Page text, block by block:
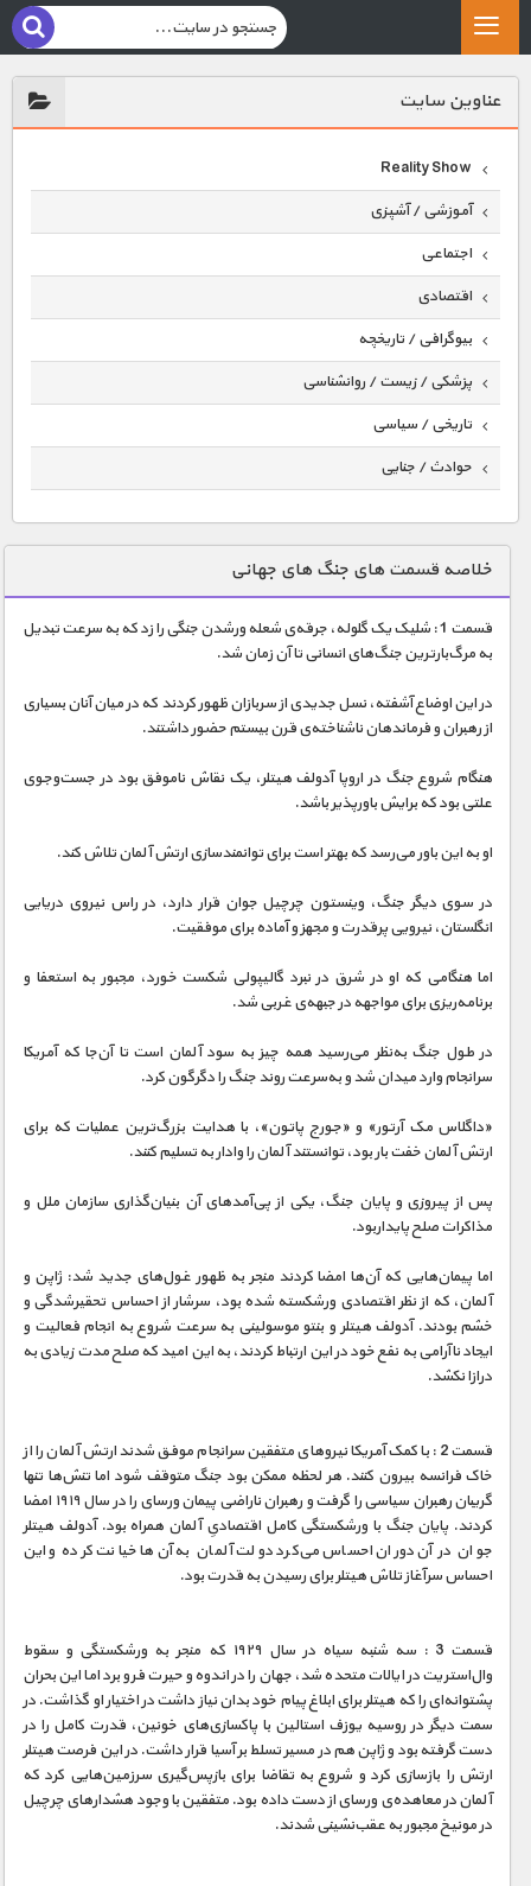
عناوين سايت
Reality Show
آموزشی / آشپزی
اجتماعی
اقتصادی
بیوگرافی / تاریخچه
پزشکی / زیست / روانشناسی
تاریخی / سیاسی
حوادث / جنایی
دنیای خوراکی ها
زمین شناسی / محیط زیست
سازه/ معماری/ مهندسی
شناخت کودکان
طبیعت
علم و فناوری
فرهنگ / هنر
کیهان / نجوم
گردشگری
ماورایی
مستند های اختصاصی
خلاصه قسمت های جنگ های جهانی
قسمت 1 : شلیک یک گلوله، جرقه‌ی شعله‌ ور‌شدن جنگی را زد که به سرعت تبدیل
به مرگ‌بار‌ترین جنگ‌های انسانی تا آن زمان شد.
در این اوضاع آشفته، نسل جدیدی از سربازان ظهور کردند که در میان آنان بسیاری
از رهبران و فرماندهان ناشناخته‌ی قرن بیستم حضور داشتند.
هنگام شروع جنگ در اروپا آدولف هیتلر، یک نقاش ناموفق بود در جست‌و‌جوی
علتی بود که برایش باورپذیر باشد.
او به این باور می‌رسد که بهتر است برای توانمندسازی ارتش آلمان تلاش کند.
در سوی دیگر جنگ، وینستون چرچیل جوان قرار دارد، در راس نیروی دریایی
انگلستان، نیرویی پرقدرت و مجهز و آماده برای موفقیت.
اما هنگامی که او در شرق در نبرد گالیپولی شکست خورد، مجبور به استعفا و
برنامه‌ریزی برای مواجهه در جبهه‌ی غربی شد.
در طول جنگ به‌نظر می‌رسید همه چیز به سود آلمان است تا آن‌جا که آمریکا
سرانجام وارد میدان شد و به‌سرعت روند جنگ را دگرگون کرد.
«داگلاس مک آرتور» و «جورج پاتون»، با هدایت بزرگ‌ترین عملیات که برای
ارتش آلمان خفت بار بود، توانستند آلمان را وادار به تسلیم کنند.
پس از پیروزی و پایان جنگ، یکی از پی‌آمدهای آن بنیان‌گذاری سازمان ملل و
مذاکرات صلح پایداربود.
اما پیمان‌هایی که آن‌ها امضا کردند منجر به ظهور غول‌های جدید شد: ژاپن و
آلمان، که از نظر اقتصادی ورشکسته شده بود، سرشار از احساس تحقیر‌شدگی و
خشم بودند. آدولف هیتلر و بنتو موسولینی به سرعت شروع به انجام فعالیت و
ایجاد ناآرامی به نفع خود در این ارتباط کردند، به این امید که صلح مدت زیادی به
درازا نکشد.
قسمت 2 : با کمک آمریکا نیروهای متفقین سرانجام موفق شدند ارتش آلمان را از
خاک فرانسه بیرون کنند. هر لحظه ممکن بود جنگ متوقف شود اما تنش‌ها تنها
گریبان رهبران سیاسی را گرفت و رهبران ناراضی پیمان ورسای را در سال ۱۹۱۹ امضا
کردند. پایان جنگ با ورشکستگی کامل اقتصادیِ آلمان همراه بود. آدولف هیتلر
جوان در آن دوران احساس می‌کرد دولت آلمان به آن‌ها خیانت کرده و این
احساس سرآغاز تلاش هیتلر برای رسیدن به قدرت بود.
قسمت 3 : سه‌ شنبه‌ سیاه در سال ۱۹۲۹ که منجر به ورشکستگی و سقوط
وال‌استریت در ایالات متحده شد، جهان را در اندوه و حیرت فرو برد اما این بحران
پشتوانه‌ای را که هیتلر برای ابلاغ پیام خود بدان نیاز داشت در اختیار او گذاشت. در
سمت دیگر در روسیه یوزف استالین با پاکسازی‌های خونین، قدرت کامل را در
دست گرفته بود و ژاپن هم در مسیر تسلط بر آسیا قرار داشت. در این فرصت هیتلر
ارتش را بازسازی کرد و شروع به تقاضا برای بازپس‌گیری سرزمین‌هایی کرد که
آلمان در معاهده‌ی ورسای از دست داده بود. متفقین با وجود هشدارهای چرچیل
در مونیخ مجبور به ‌عقب‌نشینی شدند.